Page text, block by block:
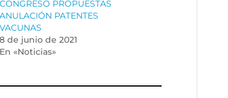
CONGRESO PROPUESTAS
ANULACIÓN PATENTES
VACUNAS
8 de junio de 2021
En «Noticias»